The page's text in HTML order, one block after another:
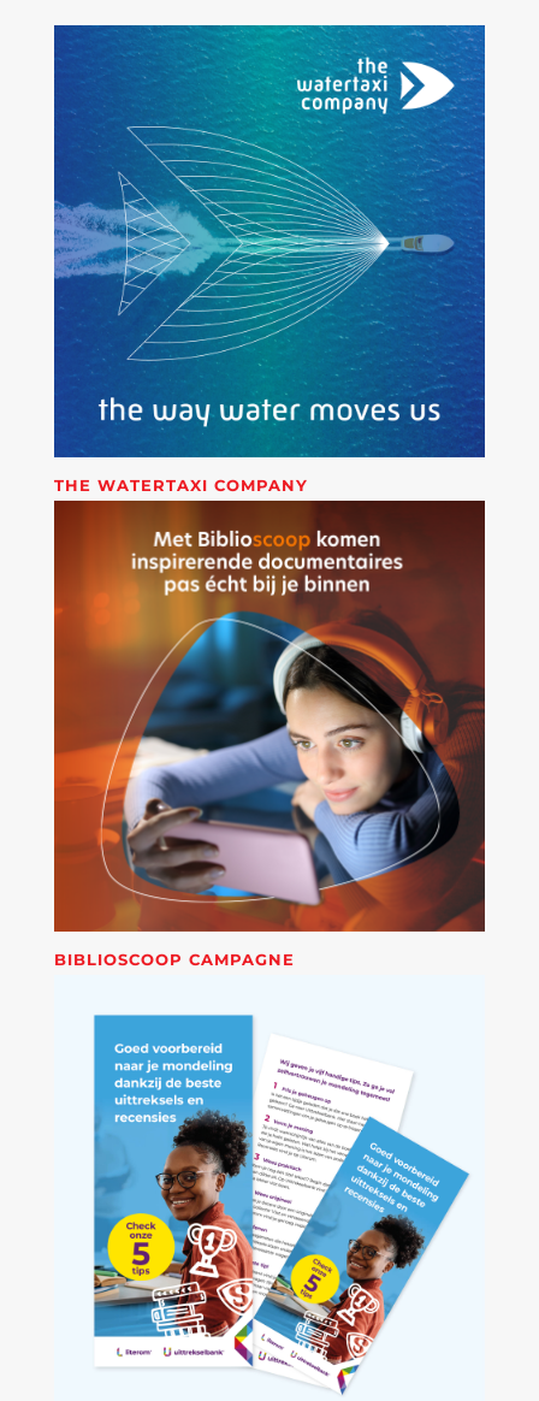
THE WATERTAXI COMPANY
BIBLIOSCOOP CAMPAGNE